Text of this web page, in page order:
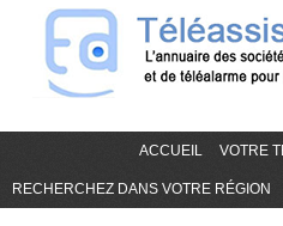
ACCUEIL VOTRE
RECHERCHEZ DANS VOTRE RÉGION